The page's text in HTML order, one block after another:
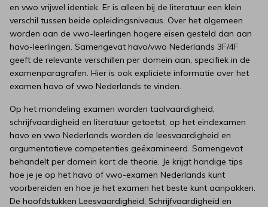
en vwo vrijwel identiek. Er is alleen bij de literatuur een klein
verschil tussen beide opleidingsniveaus. Over het algemeen
worden aan de vwo-leerlingen hogere eisen gesteld dan aan
havo-leerlingen. Samengevat havo/vwo Nederlands 3F/4F
geeft de relevante verschillen per domein aan, specifiek in de
examenparagrafen. Hier is ook expliciete informatie over het
examen havo of vwo Nederlands te vinden.
Op het mondeling examen worden taalvaardigheid,
schrijfvaardigheid en literatuur getoetst, op het eindexamen
havo en vwo Nederlands worden de leesvaardigheid en
argumentatieve competenties geëxamineerd. Samengevat
behandelt per domein kort de theorie. Je krijgt handige tips
hoe je je op het havo of vwo-examen Nederlands kunt
voorbereiden en hoe je het examen het beste kunt aanpakken.
De hoofdstukken Leesvaardigheid, Schrijfvaardigheid en